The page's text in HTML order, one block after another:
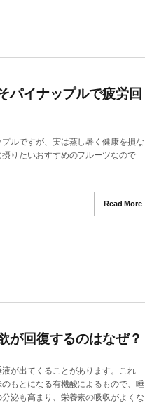
パイナップルで疲労回
ルですが、実は蒸し暑く健康を損な
りたいおすすめのフルーツなので
Read More
が回復するのはなぜ？
が出てくることがあります。これ
もとになる有機酸によるもので、唾
泌も高まり、栄養素の吸収がよくな